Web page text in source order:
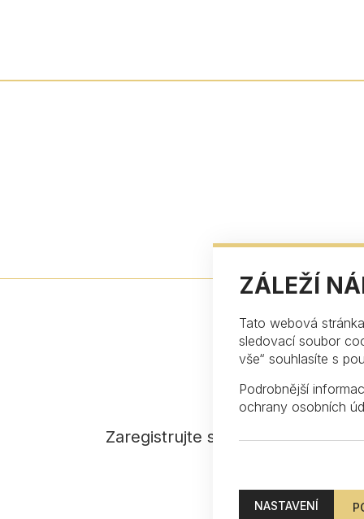
ZÁLEŽÍ
Tato webová
sledovací soubor
vše“ souhlasíte s
Podrobnější
ochrany osobních
NASTAVENÍ
Zaregistrujte se k odběru